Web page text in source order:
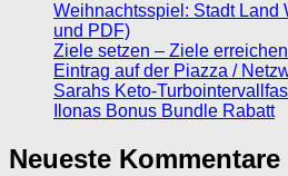
Weihnachtsspiel: Stadt Land
und PDF)
Ziele setzen – Ziele erreichen
Eintrag auf der Piazza /
Sarahs Keto-
Ilonas Bonus Bundle Rabatt
Neueste Kommentare